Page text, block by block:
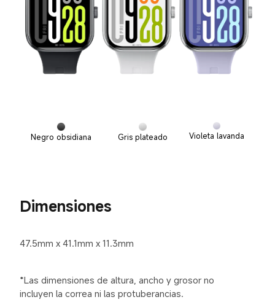
Negro obsidiana Gris plateado Violeta lavanda
Dimensiones
47.5mm x 41.1mm x 11.3mm
*Las dimensiones de altura, ancho y grosor no
incluyen la correa ni las protuberancias.